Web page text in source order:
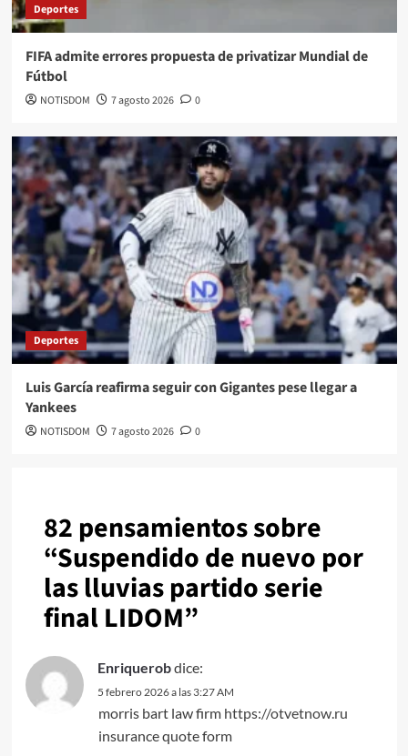
Deportes
FIFA admite errores propuesta de privatizar Mundial de
Fútbol
NOTISDOM 7 agosto 2026 0
Deportes
Luis García reafirma seguir con Gigantes pese llegar a
Yankees
NOTISDOM 7 agosto 2026 0
82 pensamientos sobre
“Suspendido de nuevo por
las lluvias partido serie
final LIDOM”
Enriquerobdice:
5 febrero 2026 a las 3:27 AM
morris bart law firm https://otvetnow.ru
insurance quote form